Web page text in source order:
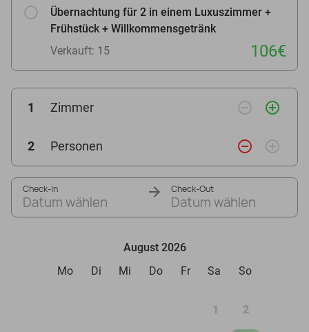
Übernachtung für 2 in einem Luxuszimmer +
Frühstück + Willkommensgetränk
Verkauft: 15
106€
1 Zimmer remove_circle_outline add_circle_outline
2 Personen remove_circle_outline add_circle_outline
Check-In
Datum wählen
Check-Out
Datum wählen
August 2026
Mo
Di Mi Do Fr Sa So
1 2